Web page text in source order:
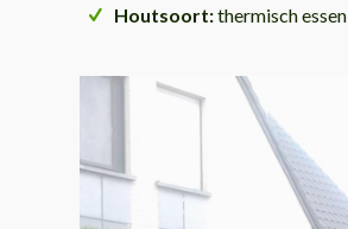
Houtsoort:thermisch essen